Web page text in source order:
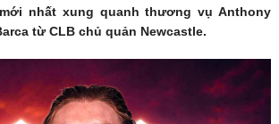
nhất xung quanh thương vụ Anthony
từ CLB chủ quản Newcastle.